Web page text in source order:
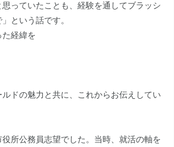
思っていたことも、経験を通してブラッシ
という話です。
経緯を
ドの魅力と共に、これからお伝えしてい
所公務員志望でした。当時、就活の軸を